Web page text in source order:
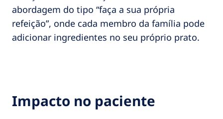
abordagem do tipo “faça a sua própria
refeição”, onde cada membro da família pode
adicionar ingredientes no seu próprio prato.
Impacto no paciente